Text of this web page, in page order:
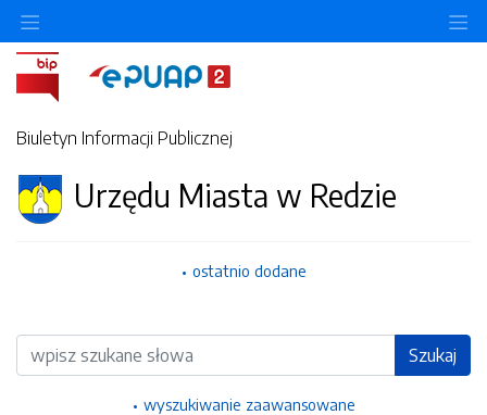
Biuletyn Informacji Publicznej
Urzędu Miasta w Redzie
ostatnio dodane
Wyszukiwarka Szukaj
wyszukiwanie zaawansowane